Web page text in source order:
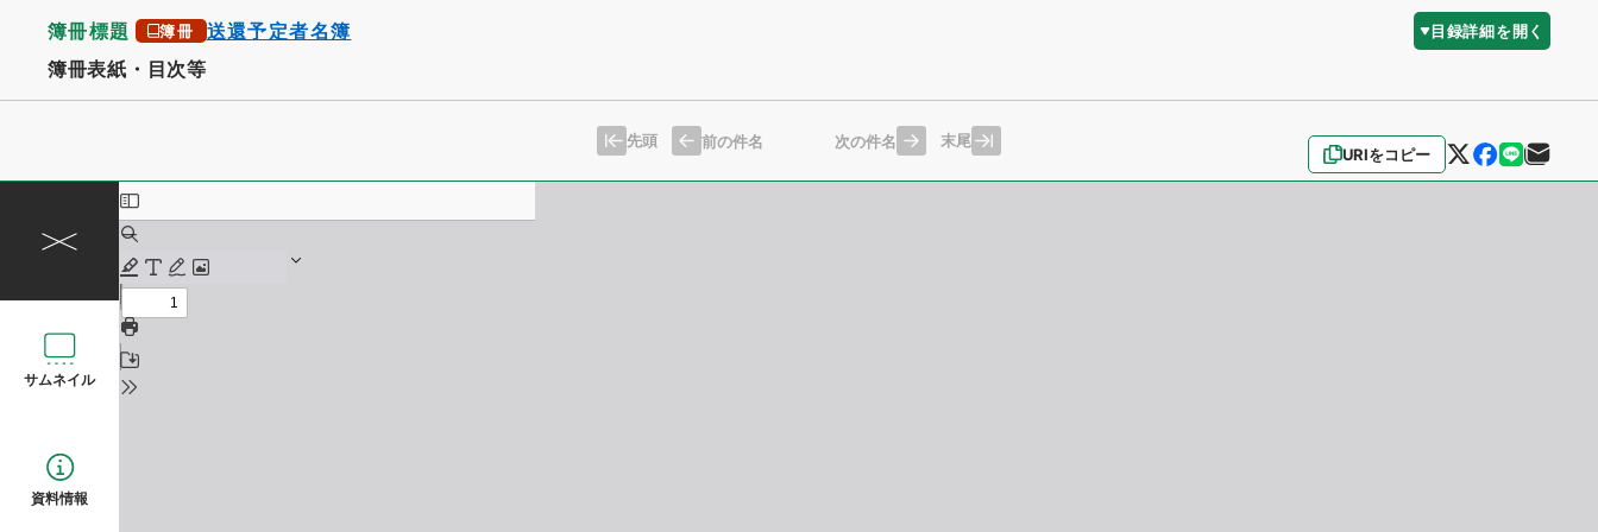
簿冊標題 簿冊 送還予定者名簿 目録詳細を開く
簿冊表紙・目次等
URIをコピー
先頭 前の件名 次の件名 末尾
サムネイル
資料情報